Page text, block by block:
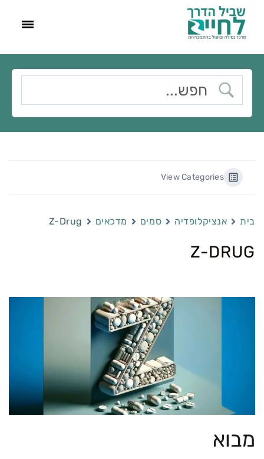
View Categories
בית אנציקלופדיה סמים מדכאים Z-Drug
Z-DRUG
מבוא